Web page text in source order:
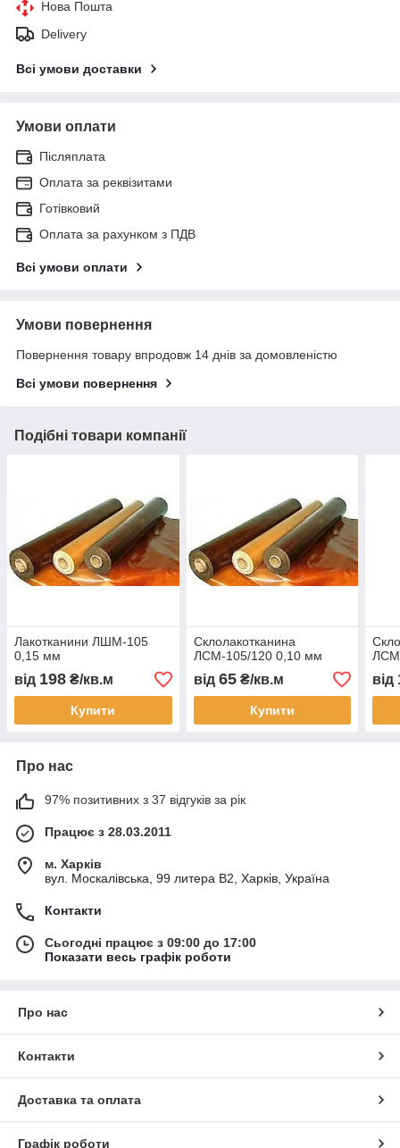
Нова Пошта
Delivery
Всі умови доставки
Умови оплати
Післяплата
Оплата за реквізитами
Готівковий
Оплата за рахунком з ПДВ
Всі умови оплати
Умови повернення
Повернення товару впродовж 14 днів за домовленістю
Всі умови повернення
Подібні товари компанії
Лакотканини ЛШМ-105
0,15 мм
від 198 ₴/кв.м
Купити
Склолакотканина
ЛСМ-105/120 0,10 мм
від 65₴/кв.м
Купити
від
Про нас
97% позитивних з 37 відгуків за рік
Працює з 28.03.2011
м. Харків
вул. Москалівська, 99 литера В2, Харків, Україна
Контакти
Сьогодні працює з 09:00 до 17:00
Показати весь графік роботи
Про нас
Контакти
Доставка та оплата
Графік роботи